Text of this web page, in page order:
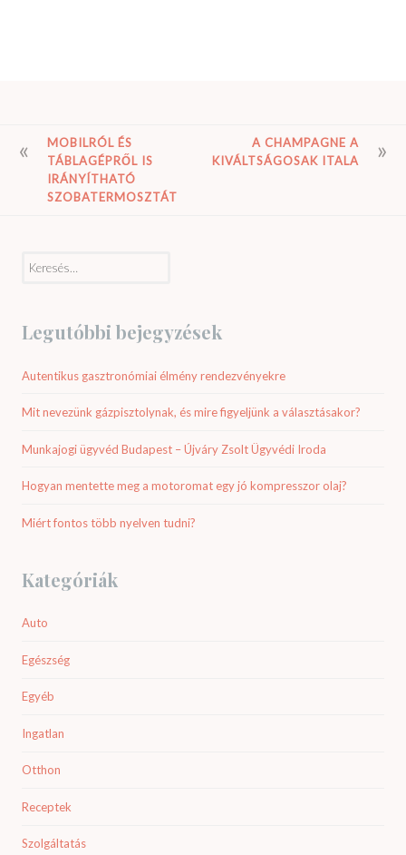
BEJEGYZÉS
NAVIGÁCIÓ
MOBILRÓL ÉS
TÁBLAGÉPRŐL IS
IRÁNYÍTHATÓ
SZOBATERMOSZTÁT
A CHAMPAGNE A
KIVÁLTSÁGOSAK ITALA
Legutóbbi bejegyzések
Autentikus gasztronómiai élmény rendezvényekre
Mit nevezünk gázpisztolynak, és mire figyeljünk a választásakor?
Munkajogi ügyvéd Budapest – Újváry Zsolt Ügyvédi Iroda
Hogyan mentette meg a motoromat egy jó kompresszor olaj?
Miért fontos több nyelven tudni?
Kategóriák
Auto
Egészség
Egyéb
Ingatlan
Otthon
Receptek
Szolgáltatás